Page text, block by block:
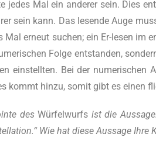
jedes Mal ein ande­rer sein. Dies
sein kann. Das lesen­de Auge
Mal erneut suchen; ein Er-lesen
Fol­ge ent­stan­den,
ein­stell­ten. Bei der
kommt hin­zu, somit gibt es einen
desWür­fel­wurfs ist die
Wie hat die­se Aus­sa­ge